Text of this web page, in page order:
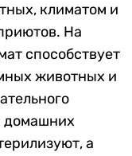
климатом и
На
способствует
животных и
домашних
а